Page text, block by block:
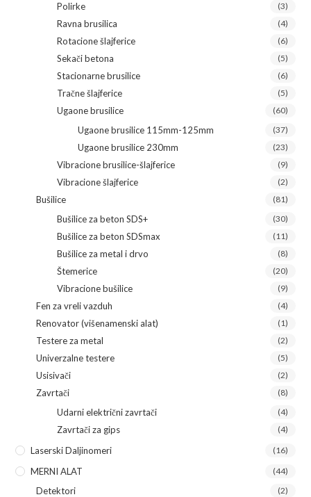
Polirke (3)
Ravna brusilica (4)
Rotacione šlajferice (6)
Sekači betona (5)
Stacionarne brusilice (6)
Tračne šlajferice (5)
Ugaone brusilice (60)
Ugaone brusilice 115mm-125mm (37)
Ugaone brusilice 230mm (23)
Vibracione brusilice-šlajferice (9)
Vibracione šlajferice (2)
Bušilice (81)
Bušilice za beton SDS+ (30)
Bušilice za beton SDSmax (11)
Bušilice za metal i drvo (8)
Štemerice (20)
Vibracione bušilice (9)
Fen za vreli vazduh (4)
Renovator (višenamenski alat) (1)
Testere za metal (2)
Univerzalne testere (5)
Usisivači (2)
Zavrtači (8)
Udarni električni zavrtači (4)
Zavrtači za gips (4)
Laserski Daljinomeri (16)
MERNI ALAT (44)
Detektori (2)